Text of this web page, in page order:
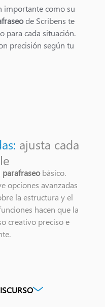
importante como su
de Scribens te
para cada situación.
precisión según tu
ajusta cada
parafraseobásico.
opciones avanzadas
la estructura y el
hacen que la
creativo preciso e